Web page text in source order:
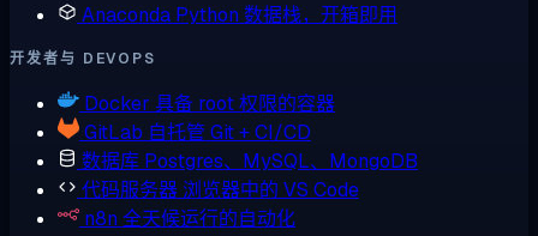
Anaconda Python 数据栈，开箱即用
开发者与 DEVOPS
Docker 具备 root 权限的容器
GitLab 自托管 Git + CI/CD
数据库 Postgres、MySQL、MongoDB
代码服务器 浏览器中的 VS Code
n8n 全天候运行的自动化